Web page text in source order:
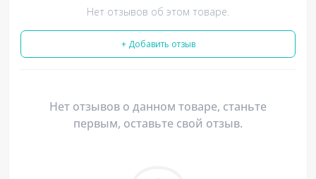
Нет отзывов об этом товаре.
+ Добавить отзыв
Нет отзывов о данном товаре, станьте
первым, оставьте свой отзыв.